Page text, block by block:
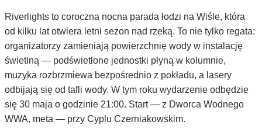
Riverlights to coroczna nocna parada łodzi na Wiśle, która
od kilku lat otwiera letni sezon nad rzeką. To nie tylko regata:
organizatorzy zamieniają powierzchnię wody w instalację
świetlną — podświetlone jednostki płyną w kolumnie,
muzyka rozbrzmiewa bezpośrednio z pokładu, a lasery
odbijają się od tafli wody. W tym roku wydarzenie odbędzie
się 30 maja o godzinie 21:00. Start — z Dworca Wodnego
WWA, meta — przy Cyplu Czerniakowskim.